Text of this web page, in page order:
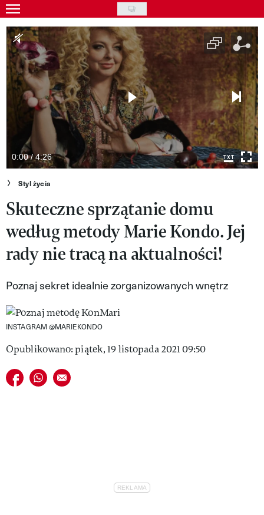
Skip
to
main
content
Gwiazdy
Ludzie
Moda
Uroda
Styl życia
Kultura
Wideo
Nasze akcje
VIVA!ART
VIVA!MODA
VIVA!PEOPLE POWER
VIVA!ITAKA
MAGAZYN VIVA!
0:00 / 4:26
Styl życia
Skuteczne sprzątanie domu
według metody Marie Kondo. Jej
rady nie tracą na aktualności!
Poznaj sekret idealnie zorganizowanych wnętrz
INSTAGRAM @MARIEKONDO
Opublikowano: piątek, 19 listopada 2021 09:50
Udostępnij na facebook
Udostępnij na whatsapp
E-mail do przyjaciela